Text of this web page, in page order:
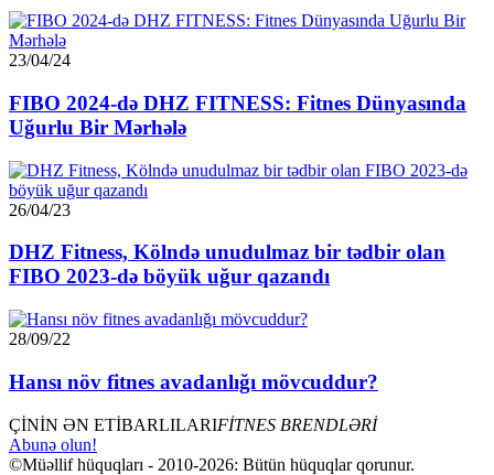
23/04/24
FIBO 2024-də DHZ FITNESS: Fitnes Dünyasında
Uğurlu Bir Mərhələ
26/04/23
DHZ Fitness, Kölndə unudulmaz bir tədbir olan
FIBO 2023-də böyük uğur qazandı
28/09/22
Hansı növ fitnes avadanlığı mövcuddur?
ÇİNİN ƏN ETİBARLILARIFİTNES BRENDLƏRİ
Abunə olun!
©Müəllif hüquqları - 2010-2026: Bütün hüquqlar qorunur.